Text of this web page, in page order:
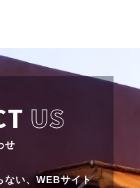
US
せ
い、 WEBサイト